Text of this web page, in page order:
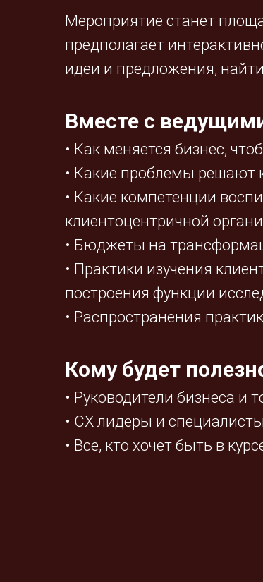
Мероприятие станет
предполагает
идеи и предложения,
Вместе с
• Как меняется бизнес,
• Какие проблемы решают
• Какие компетенции
клиентоцентричной
• Бюджеты на
• Практики изучения
построения функции
• Распространения
Кому будет
• Руководители бизнеса и
• CX лидеры и специалисты
• Все, кто хочет быть в